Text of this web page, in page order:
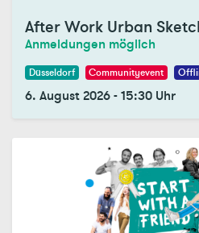
After Work Urban
Anmeldungen möglich
Düsseldorf Communityevent
6. August 2026-15:30 Uhr